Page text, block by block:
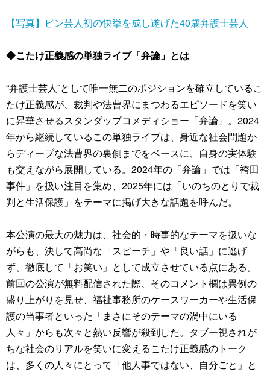
【写真】ピン芸人初の快挙を成し遂げた40歳弁護士芸人
◆こたけ正義感の単独ライブ「弁論」とは
“弁護士芸人”として唯一無二のポジションを確立しているこ
たけ正義感が、裁判や法曹界にまつわるエピソードを笑い
に昇華させるスタンダップコメディショー「弁論」。2024
年から継続しているこの単独ライブは、身近な社会問題か
らディープな法曹界の裏側までをベースに、自身の実体験
も交えながら展開している。2024年の「弁論」では「袴田
事件」を扱い注目を集め、2025年には「いのちのとりで裁
判と生活保護」をテーマに掲げ大きな話題を呼んだ。
本公演の最大の魅力は、社会的・時事的なテーマを扱いな
がらも、決して高尚な「スピーチ」や「良い話」に逃げ
ず、徹底して「お笑い」として成立させている点にある。
前回の公演が無料配信された際、そのコメント欄は異例の
盛り上がりを見せ、福祉事務所のケースワーカーや生活保
護の当事者といった「まさにそのテーマの渦中にいる
人々」からも次々と熱い反響が殺到した。タブー視されが
ちな社会のリアルを笑いに変えるこたけ正義感のトーク
は、多くの人々にとって「他人事ではない、自分ごと」と